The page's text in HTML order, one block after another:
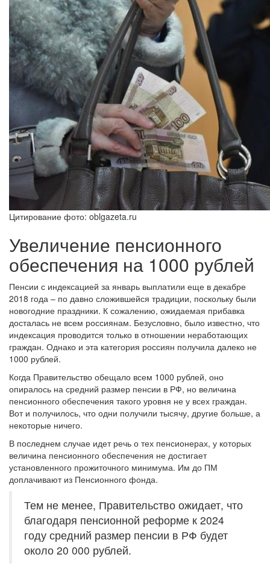
Цитирование фото: oblgazeta.ru
Увеличение пенсионного
обеспечения на 1000 рублей
Пенсии с индексацией за январь выплатили еще в декабре
2018 года – по давно сложившейся традиции, поскольку были
новогодние праздники. К сожалению, ожидаемая прибавка
досталась не всем россиянам. Безусловно, было известно, что
индексация проводится только в отношении неработающих
граждан. Однако и эта категория россиян получила далеко не
1000 рублей.
Когда Правительство обещало всем 1000 рублей, оно
опиралось на средний размер пенсии в РФ, но величина
пенсионного обеспечения такого уровня не у всех граждан.
Вот и получилось, что одни получили тысячу, другие больше, а
некоторые ничего.
В последнем случае идет речь о тех пенсионерах, у которых
величина пенсионного обеспечения не достигает
установленного прожиточного минимума. Им до ПМ
доплачивают из Пенсионного фонда.
Тем не менее, Правительство ожидает, что
благодаря пенсионной реформе к 2024
году средний размер пенсии в РФ будет
около 20 000 рублей.